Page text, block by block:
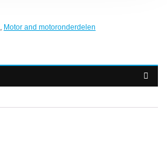
, Motor and motoronderdelen